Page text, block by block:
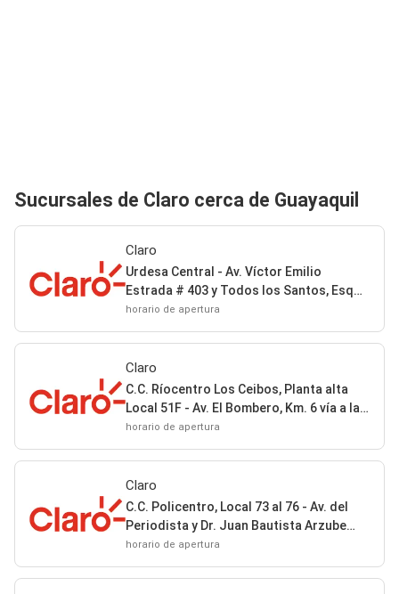
Sucursales de Claro cerca de Guayaquil
Claro
Urdesa Central - Av. Víctor Emilio
Estrada # 403 y Todos los Santos, Esq
Guayaquil
horario de apertura
Claro
C.C. Ríocentro Los Ceibos, Planta alta
Local 51F - Av. El Bombero, Km. 6 vía a la
Costa Guayaquil
horario de apertura
Claro
C.C. Policentro, Local 73 al 76 - Av. del
Periodista y Dr. Juan Bautista Arzube
Guayaquil
horario de apertura